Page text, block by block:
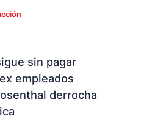
sin pagar
empleados
derrocha